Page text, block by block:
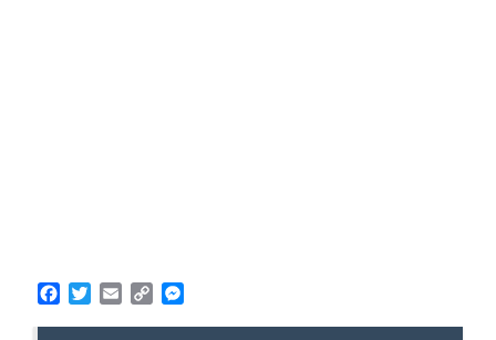
Facebook
TwitterEmailCopy